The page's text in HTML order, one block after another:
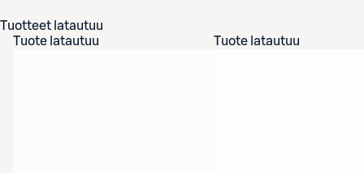
Tuotteet latautuu
Tuote latautuu
Tuote latautuu